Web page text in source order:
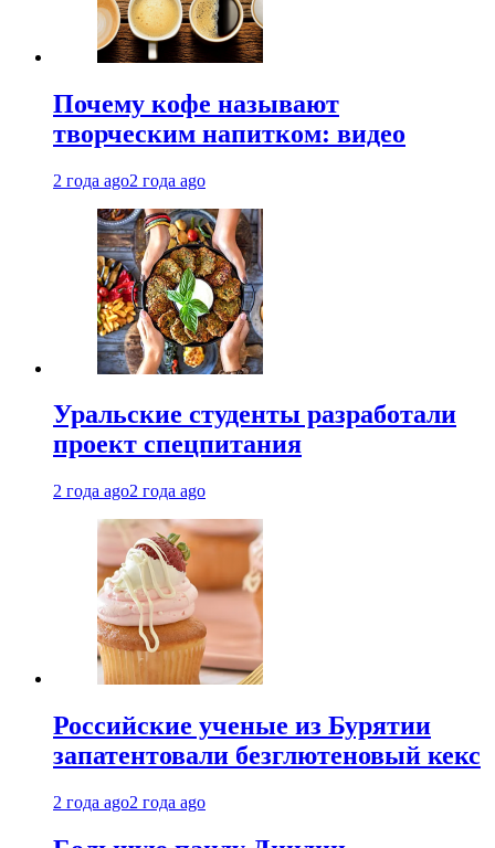
Почему кофе называют
творческим напитком: видео
2 года ago2 года ago
Уральские студенты разработали
проект спецпитания
2 года ago2 года ago
Российские ученые из Бурятии
запатентовали безглютеновый кекс
2 года ago2 года ago